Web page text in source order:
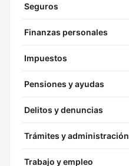
Seguros
Finanzas personales
Impuestos
Pensiones y ayudas
Delitos y denuncias
Trámites y administración
Trabajo y empleo